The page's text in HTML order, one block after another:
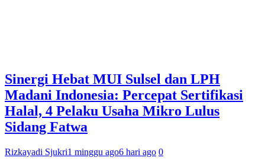
Sinergi Hebat MUI Sulsel dan LPH
Madani Indonesia: Percepat Sertifikasi
Halal, 4 Pelaku Usaha Mikro Lulus
Sidang Fatwa
Rizkayadi Sjukri1 minggu ago6 hari ago 0